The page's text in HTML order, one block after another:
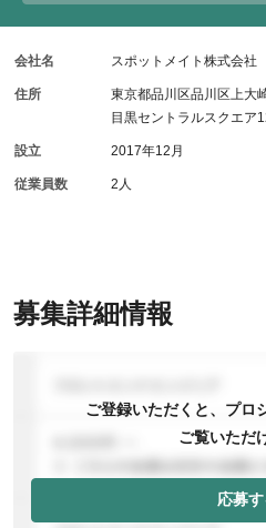
募集詳細情報
ご登録いただくと、プロ
ご覧いただ
応募
会社名 スポットメイト株式会社
住所
東京都品川区品川区上大
目黒セントラルスクエア
設立 2017年12月
従業員数 2人